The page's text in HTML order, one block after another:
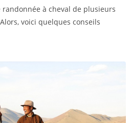
à cheval de plusieurs
voici quelques conseils